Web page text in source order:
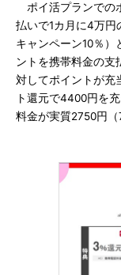
ポイ活プランでの
払いで1カ月に4万円
キャンペーン10％
ントを携帯料金の支
対してポイントが充
ト還元で4400円を
料金が実質2750円（